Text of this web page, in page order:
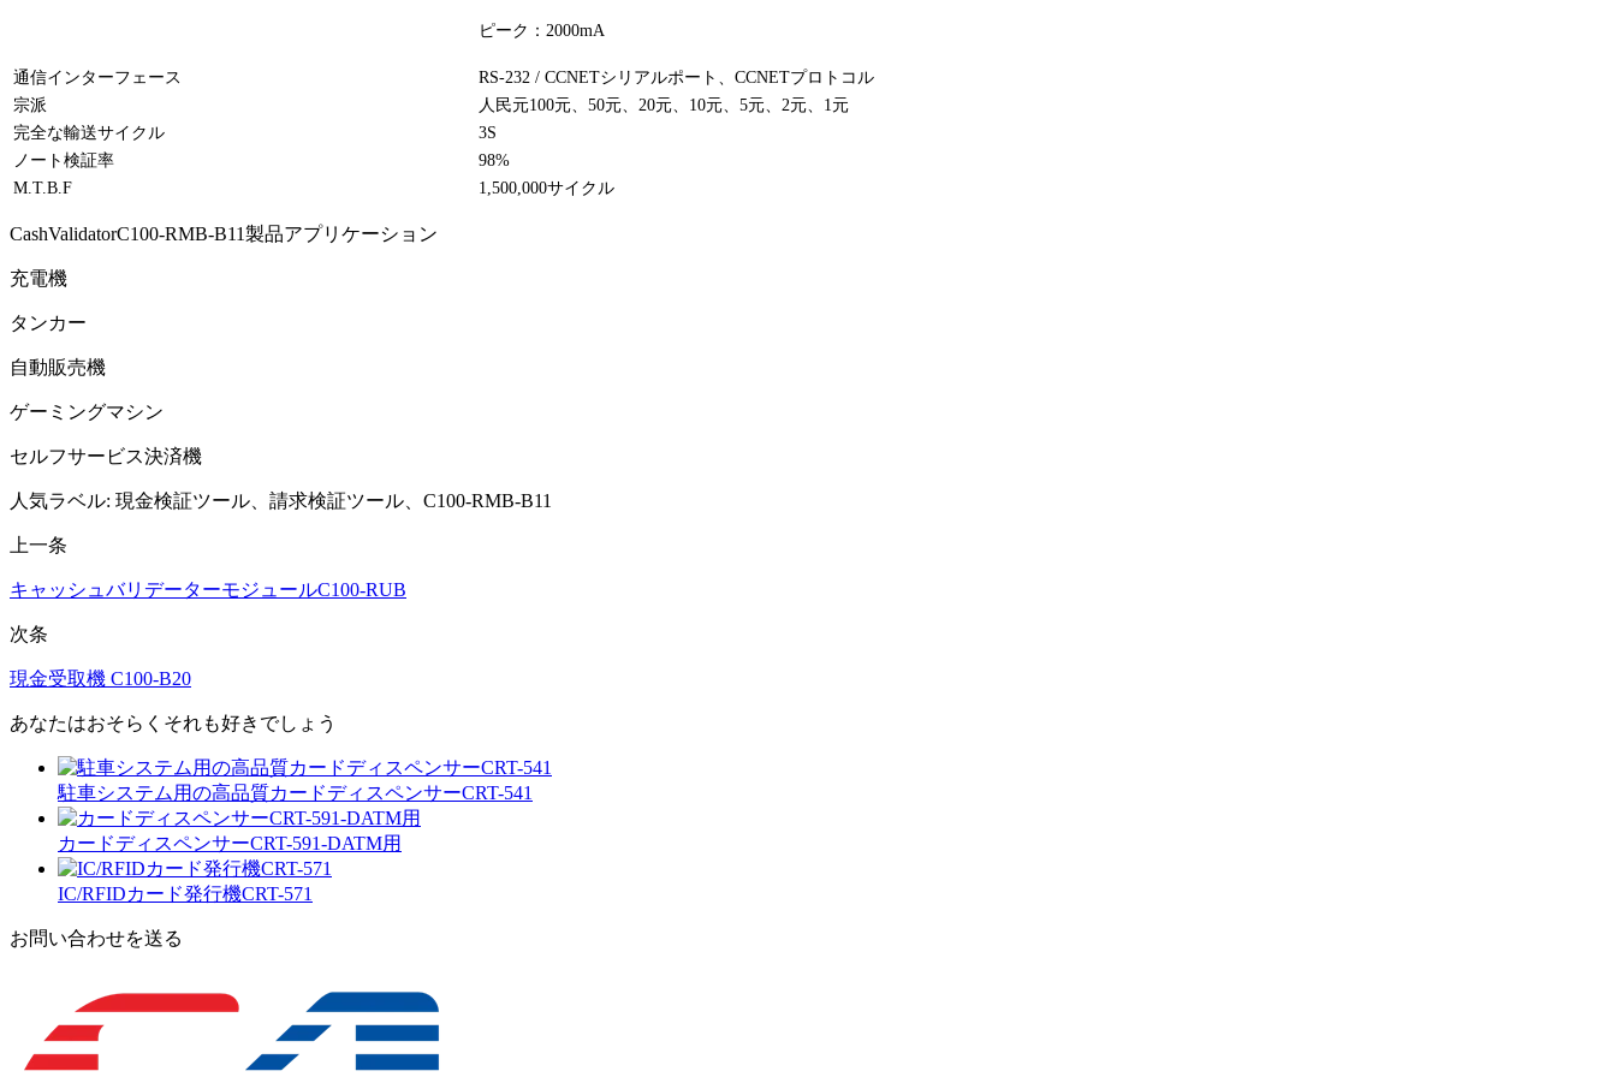
ピーク：2000mA
通信インターフェース
RS-232 / CCNETシリアルポート、CCNETプロトコル
宗派
人民元100元、50元、20元、10元、5元、2元、1元
完全な輸送サイクル
3S
ノート検証率
98%
M.T.B.F
1,500,000サイクル
CashValidatorC100-RMB-B11製品アプリケーション
充電機
タンカー
自動販売機
ゲーミングマシン
セルフサービス決済機
人気ラベル: 現金検証ツール、請求検証ツール、C100-RMB-B11
上一条
キャッシュバリデーターモジュールC100-RUB
次条
現金受取機 C100-B20
あなたはおそらくそれも好きでしょう
駐車システム用の高品質カードディスペンサーCRT-541
カードディスペンサーCRT-591-DATM用
IC/RFIDカード発行機CRT-571
お問い合わせを送る